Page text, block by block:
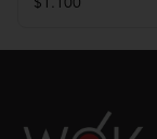
$1.100